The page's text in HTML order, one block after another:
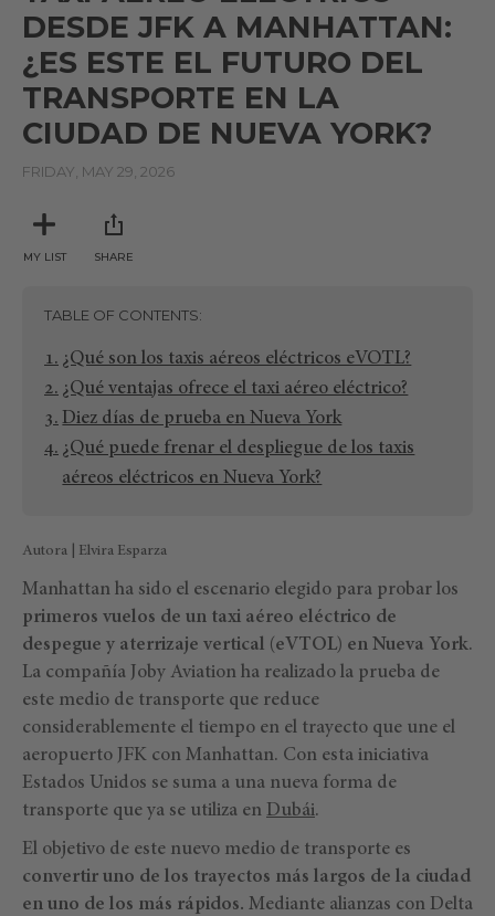
DESDE JFK A MANHATTAN:
¿ES ESTE EL FUTURO DEL
TRANSPORTE EN LA
CIUDAD DE NUEVA YORK?
FRIDAY, MAY 29, 2026
MY LIST SHARE
TABLE OF CONTENTS
¿Qué son los taxis aéreos eléctricos eVOTL?
¿Qué ventajas ofrece el taxi aéreo eléctrico?
Diez días de prueba en Nueva York
¿Qué puede frenar el despliegue de los taxis
aéreos eléctricos en Nueva York?
Autora | Elvira Esparza
Manhattan ha sido el escenario elegido para probar los
primeros vuelos de un taxi aéreo eléctrico de
despegue y aterrizaje vertical (eVTOL) en Nueva York.
La compañía Joby Aviation ha realizado la prueba de
este medio de transporte que reduce
considerablemente el tiempo en el trayecto que une el
aeropuerto JFK con Manhattan. Con esta iniciativa
Estados Unidos se suma a una nueva forma de
transporte que ya se utiliza en Dubái.
El objetivo de este nuevo medio de transporte es
convertir uno de los trayectos más largos de la ciudad
en uno de los más rápidos. Mediante alianzas con Delta